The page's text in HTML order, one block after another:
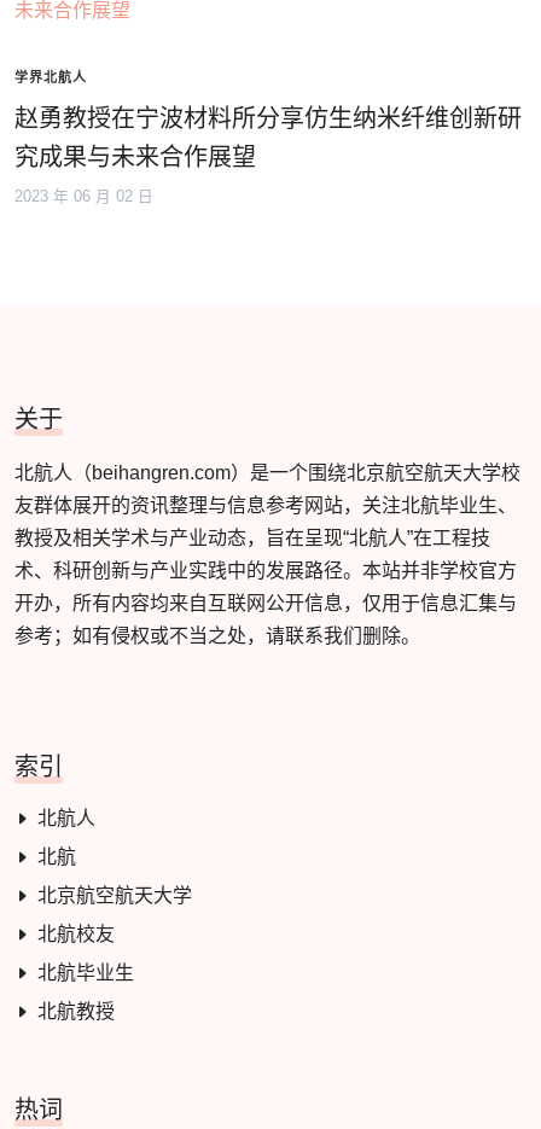
学界北航人
赵勇教授在宁波材料所分享仿生纳米纤维创新研
究成果与未来合作展望
2023 年 06 月 02 日
关于
北航人（beihangren.com）是一个围绕北京航空航天大学校
友群体展开的资讯整理与信息参考网站，关注北航毕业生、
教授及相关学术与产业动态，旨在呈现“北航人”在工程技
术、科研创新与产业实践中的发展路径。本站并非学校官方
开办，所有内容均来自互联网公开信息，仅用于信息汇集与
参考；如有侵权或不当之处，请联系我们删除。
索引
北航人
北航
北京航空航天大学
北航校友
北航毕业生
北航教授
热词